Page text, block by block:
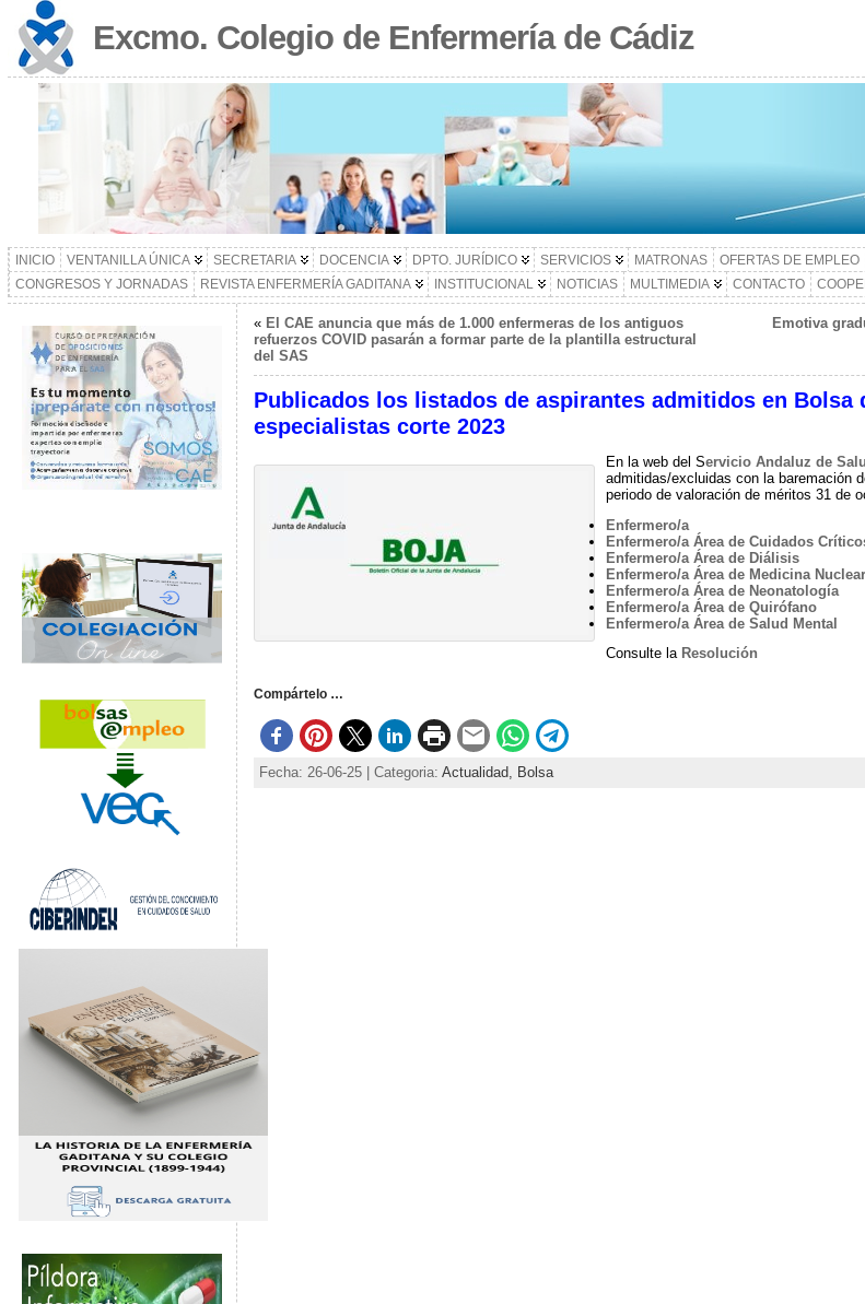
Excmo. Colegio de Enfermería de Cádiz
INICIO VENTANILLA ÚNICA SECRETARIA DOCENCIA DPTO. JURÍDICO SERVICIOS MATRONAS OFERTAS DE EMPLEO
CONGRESOS Y JORNADAS
REVISTA ENFERMERÍA GADITANA INSTITUCIONAL NOTICIAS MULTIMEDIA CONTACTO
« El CAE anuncia que más de 1.000 enfermeras de los antiguos
refuerzos COVID pasarán a formar parte de la plantilla estructural
del SAS
Emotiva
Publicados los listados de aspirantes admitidos en Bolsa
especialistas corte 2023
En la web del Servicio Andaluz de
admitidas/excluidas con la baremación
periodo de valoración de méritos 31 de
Enfermero/a
Enfermero/a Área de Cuidados
Enfermero/a Área de Diálisis
Enfermero/a Área de Medicina Nuclear
Enfermero/a Área de Neonatología
Enfermero/a Área de Quirófano
Enfermero/a Área de Salud Mental
Consulte la Resolución
Compártelo …
Fecha: 26-06-25 | Categoria: Actualidad, Bolsa